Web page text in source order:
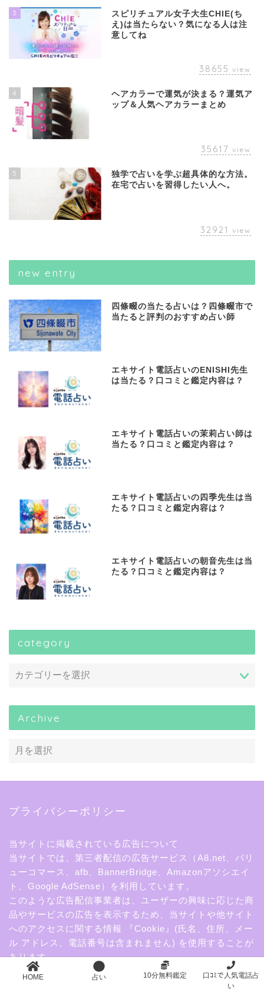
3
スピリチュアル女子大生CHIE(ち
え)は当たらない？気になる人は注
意してね
38655 view
4
ヘアカラーで運気が決まる？運気ア
ップ＆人気ヘアカラーまとめ
35617 view
5
独学で占いを学ぶ超具体的な方法。
在宅で占いを習得したい人へ。
32921 view
new entry
四條畷の当たる占いは？四條畷市で
当たると評判のおすすめ占い師
エキサイト電話占いのENISHI先生
は当たる？口コミと鑑定内容は？
エキサイト電話占いの茉莉占い師は
当たる？口コミと鑑定内容は？
エキサイト電話占いの四季先生は当
たる？口コミと鑑定内容は？
エキサイト電話占いの朝音先生は当
たる？口コミと鑑定内容は？
category
Archive
プライバシーポリシー
当サイトに掲載されている広告について
当サイトでは、第三者配信の広告サービス（A8.net、バリ
ューコマース、afb、BannerBridge、Amazonアソシエイ
ト、Google AdSense）を利用しています。
このような広告配信事業者は、ユーザーの興味に応じた商
品やサービスの広告を表示するため、当サイトや他サイト
へのアクセスに関する情報 『Cookie』(氏名、住所、メー
ル アドレス、電話番号は含まれません) を使用することが
あります。
HOME 占い 10分無料鑑定
口ｺﾐで人気電話占
い